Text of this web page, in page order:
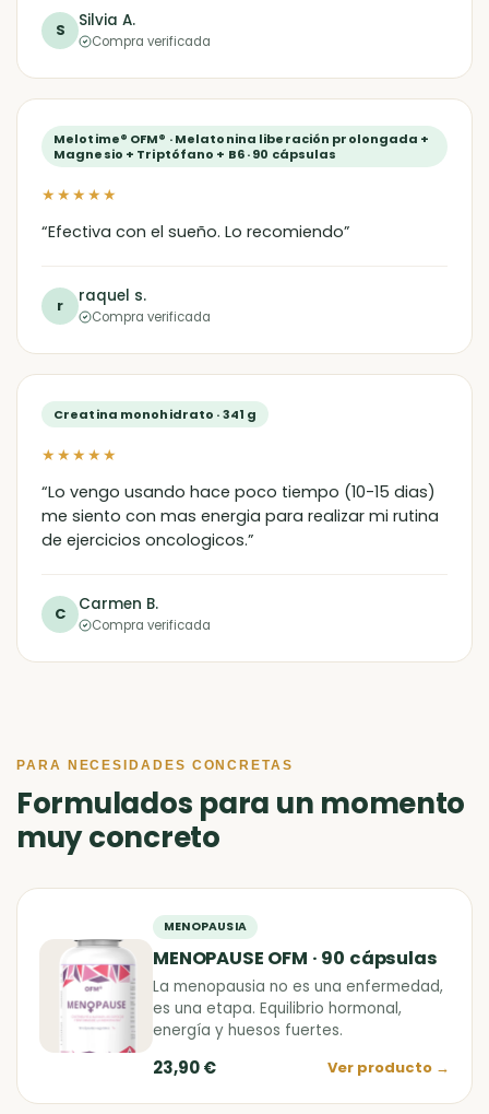
S Silvia A.
Compra verificada
Melotime® OFM® · Melatonina liberación prolongada +
Magnesio + Triptófano + B6 · 90 cápsulas
★★★★★
“Efectiva con el sueño. Lo recomiendo”
r raquel s.
Compra verificada
Creatina monohidrato · 341 g
★★★★★
“Lo vengo usando hace poco tiempo (10-15 dias)
me siento con mas energia para realizar mi rutina
de ejercicios oncologicos.”
C Carmen B.
Compra verificada
PARA NECESIDADES CONCRETAS
Formulados para un momento
muy concreto
MENOPAUSIA
MENOPAUSE OFM · 90 cápsulas
La menopausia no es una enfermedad,
es una etapa. Equilibrio hormonal,
energía y huesos fuertes.
23,90 € Ver producto →